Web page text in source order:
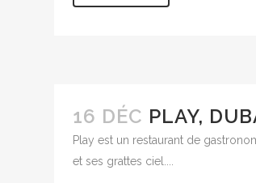
16 DÉC PLAY,
Play est un restaurant de
et ses grattes ciel....